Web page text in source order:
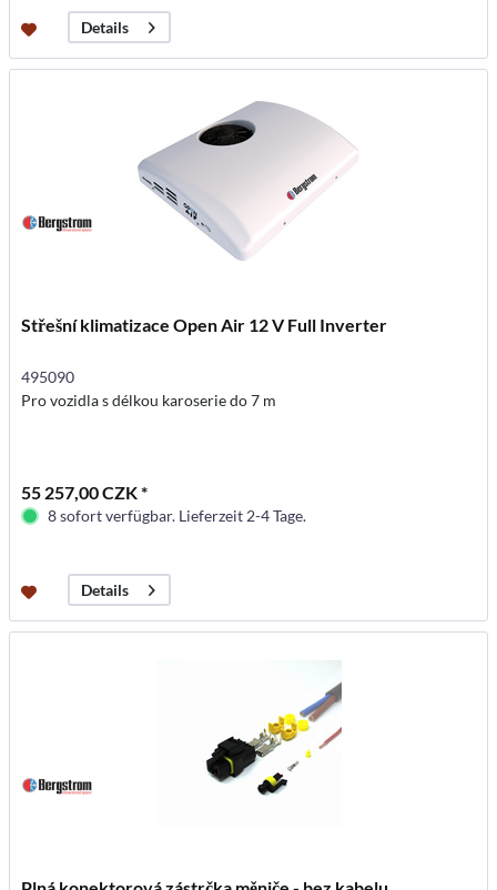
Details
Střešní klimatizace Open Air 12 V Full Inverter
495090
Pro vozidla s délkou karoserie do 7 m
55 257,00 CZK *
8 sofort verfügbar. Lieferzeit 2-4 Tage.
Details